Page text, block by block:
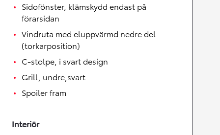
Sidofönster, klämskydd endast på
förarsidan
Vindruta med eluppvärmd nedre del
(torkarposition)
C-stolpe, i svart design
Grill, undre,svart
Spoiler fram
Interiör